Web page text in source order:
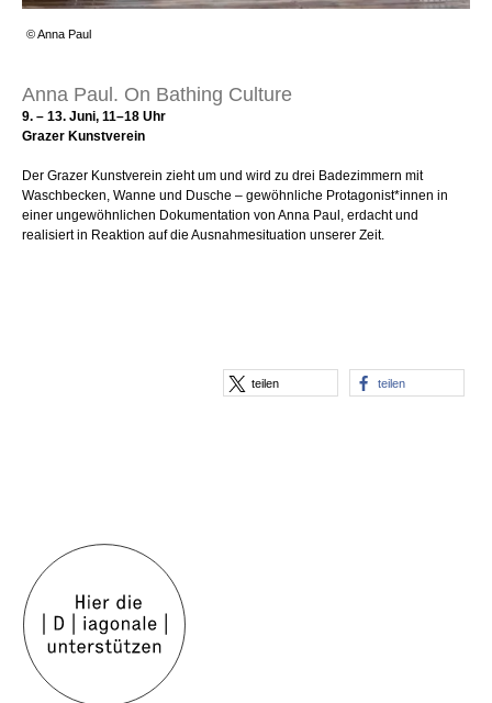
© Anna Paul
Anna Paul. On Bathing Culture
9. – 13. Juni, 11–18 Uhr
Grazer Kunstverein
Der Grazer Kunstverein zieht um und wird zu drei Badezimmern mit
Waschbecken, Wanne und Dusche – gewöhnliche Protagonist*innen in
einer ungewöhnlichen Dokumentation von Anna Paul, erdacht und
realisiert in Reaktion auf die Ausnahmesituation unserer Zeit.
teilen teilen